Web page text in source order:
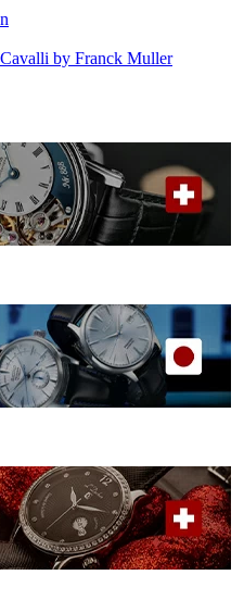
by Franck Muller